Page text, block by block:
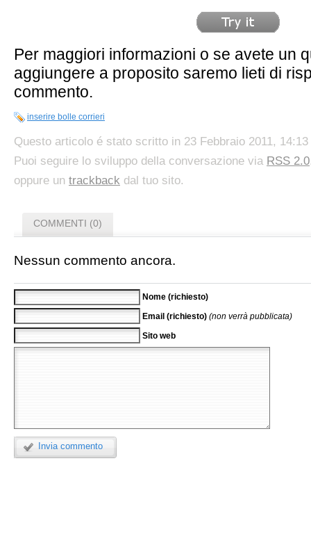
Per maggiori informazioni o se avete un
aggiungere a proposito saremo lieti di
commento.
inserire bolle corrieri
Questo articolo é stato scritto in 23 Febbraio 2011,
Puoi seguire lo sviluppo della conversazione via RSS 2.0
oppure un trackback dal tuo sito.
COMMENTI (0)
Nessun commento ancora.
Nome (richiesto)
Email (richiesto) (non verrà pubblicata)
Sito web
Invia commento